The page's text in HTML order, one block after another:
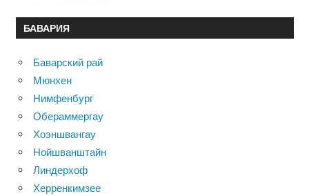
БАВАРИЯ
Баварский рай
Мюнхен
Нимфенбург
Обераммергау
Хоэншвангау
Нойшванштайн
Линдерхоф
Херренкимзее